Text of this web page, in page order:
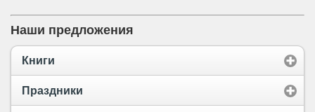
Наши предложения
Книги
Праздники